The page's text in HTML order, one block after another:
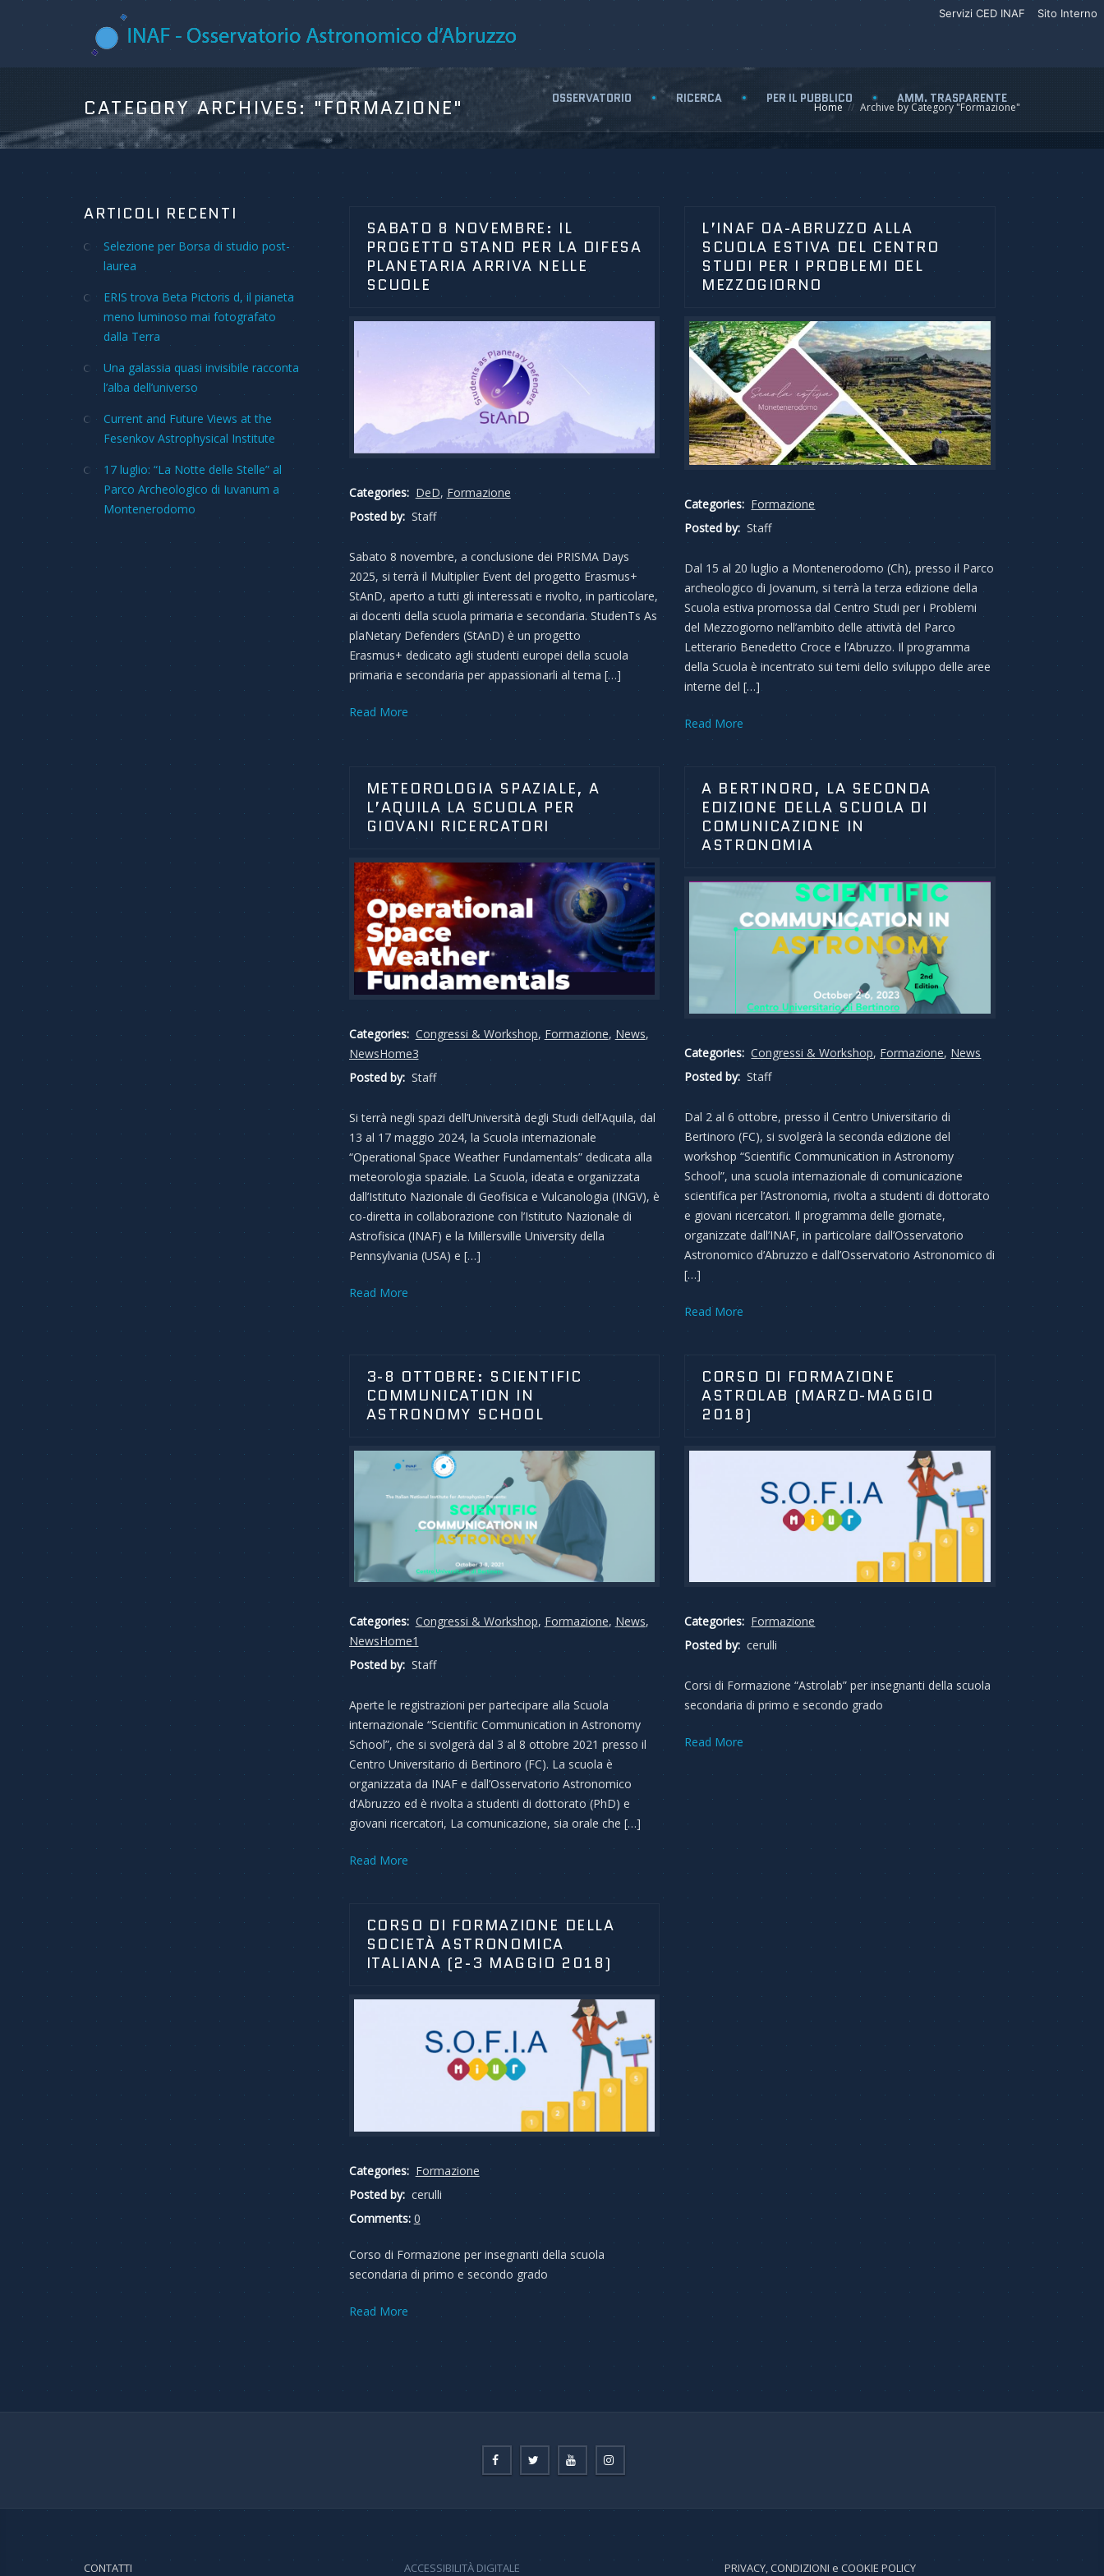
Sito Interno
Servizi CED INAF
OSSERVATORIO RICERCA PER IL PUBBLICO AMM. TRASPARENTE
CATEGORY ARCHIVES:"FORMAZIONE" Home Archive by Category "Formazione"
SABATO 8 NOVEMBRE: IL
PROGETTO STAND PER LA DIFESA
PLANETARIA ARRIVA NELLE
SCUOLE
Categories: DeD, Formazione
Posted by: Staff
Sabato 8 novembre, a conclusione dei PRISMA Days
2025, si terrà il Multiplier Event del progetto Erasmus+
StAnD, aperto a tutti gli interessati e rivolto, in particolare,
ai docenti della scuola primaria e secondaria. StudenTs As
plaNetary Defenders (StAnD) è un progetto
Erasmus+ dedicato agli studenti europei della scuola
primaria e secondaria per appassionarli al tema […]
Read More
L’INAF OA-ABRUZZO ALLA
SCUOLA ESTIVA DEL CENTRO
STUDI PER I PROBLEMI DEL
MEZZOGIORNO
Categories: Formazione
Posted by: Staff
Dal 15 al 20 luglio a Montenerodomo (Ch), presso il Parco
archeologico di Jovanum, si terrà la terza edizione della
Scuola estiva promossa dal Centro Studi per i Problemi
del Mezzogiorno nell’ambito delle attività del Parco
Letterario Benedetto Croce e l’Abruzzo. Il programma
della Scuola è incentrato sui temi dello sviluppo delle aree
interne del […]
Read More
METEOROLOGIA SPAZIALE, A
L’AQUILA LA SCUOLA PER
GIOVANI RICERCATORI
Categories: Congressi & Workshop, Formazione,News,
NewsHome3
Posted by: Staff
Si terrà negli spazi dell’Università degli Studi dell’Aquila, dal
13 al 17 maggio 2024, la Scuola internazionale
“Operational Space Weather Fundamentals” dedicata alla
meteorologia spaziale. La Scuola, ideata e organizzata
dall’Istituto Nazionale di Geofisica e Vulcanologia (INGV), è
co-diretta in collaborazione con l’Istituto Nazionale di
Astrofisica (INAF) e la Millersville University della
Pennsylvania (USA) e […]
Read More
A BERTINORO, LA SECONDA
EDIZIONE DELLA SCUOLA DI
COMUNICAZIONE IN
ASTRONOMIA
Categories: Congressi & Workshop, Formazione, News
Posted by: Staff
Dal 2 al 6 ottobre, presso il Centro Universitario di
Bertinoro (FC), si svolgerà la seconda edizione del
workshop “Scientific Communication in Astronomy
School”, una scuola internazionale di comunicazione
scientifica per l’Astronomia, rivolta a studenti di dottorato
e giovani ricercatori. Il programma delle giornate,
organizzate dall’INAF, in particolare dall’Osservatorio
Astronomico d’Abruzzo e dall’Osservatorio Astronomico di
[…]
Read More
3-8 OTTOBRE: SCIENTIFIC
COMMUNICATION IN
ASTRONOMY SCHOOL
Categories: Congressi & Workshop, Formazione, News,
NewsHome1
Posted by: Staff
Aperte le registrazioni per partecipare alla Scuola
internazionale “Scientific Communication in Astronomy
School”, che si svolgerà dal 3 al 8 ottobre 2021 presso il
Centro Universitario di Bertinoro (FC). La scuola è
organizzata da INAF e dall’Osservatorio Astronomico
d’Abruzzo ed è rivolta a studenti di dottorato (PhD) e
giovani ricercatori, La comunicazione, sia orale che […]
Read More
CORSO DI FORMAZIONE
ASTROLAB (MARZO-MAGGIO
2018)
Categories: Formazione
Posted by: cerulli
Corsi di Formazione “Astrolab” per insegnanti della scuola
secondaria di primo e secondo grado
Read More
CORSO DI FORMAZIONE DELLA
SOCIETÀ ASTRONOMICA
ITALIANA (2-3 MAGGIO 2018)
Categories: Formazione
Posted by: cerulli
Comments: 0
Corso di Formazione per insegnanti della scuola
secondaria di primo e secondo grado
Read More
ARTICOLI RECENTI
Selezione per Borsa di studio post-
laurea
ERIS trova Beta Pictoris d, il pianeta
meno luminoso mai fotografato
dalla Terra
Una galassia quasi invisibile racconta
l’alba dell’universo
Current and Future Views at the
Fesenkov Astrophysical Institute
17 luglio: “La Notte delle Stelle” al
Parco Archeologico di Iuvanum a
Montenerodomo
CONTATTI ACCESSIBILITÀ DIGITALE PRIVACY, CONDIZIONI e COOKIE POLICY